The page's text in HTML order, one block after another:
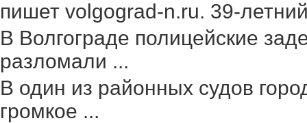
пишет volgograd-n.ru. 39-
В Волгограде полицейские
разломали ...
В один из районных судов
громкое ...